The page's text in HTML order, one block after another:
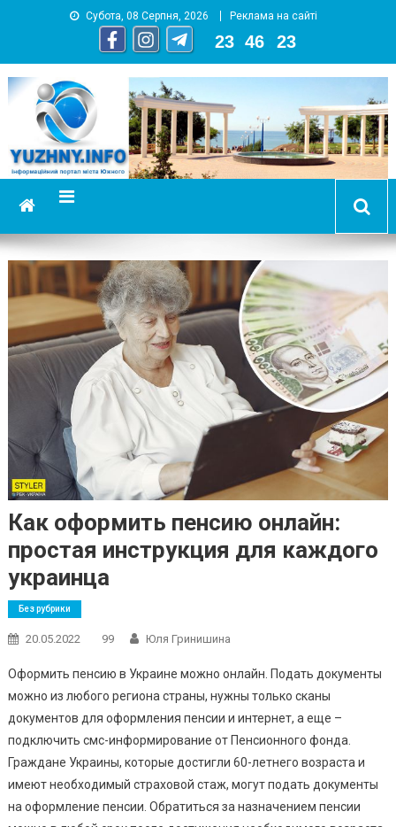
Субота, 08 Серпня, 2026 Реклама на сайті
23 46 24
YUZHNY.INFO
информационный портал города Южный
Как оформить пенсию онлайн:
простая инструкция для каждого
украинца
Без рубрики
20.05.2022 99 Юля Гринишина
Оформить пенсию в Украине можно онлайн. Подать документы
можно из любого региона страны, нужны только сканы
документов для оформления пенсии и интернет, а еще –
подключить смс-информирование от Пенсионного фонда.
Граждане Украины, которые достигли 60-летнего возраста и
имеют необходимый страховой стаж, могут подать документы
на оформление пенсии. Обратиться за назначением пенсии